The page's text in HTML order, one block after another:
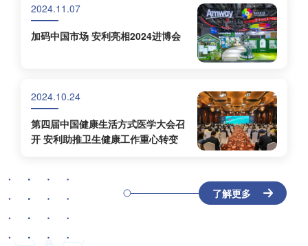
2024.11.07
加码中国市场 安利亮相2024进博会
2024.10.24
第四届中国健康生活方式医学大会召
开 安利助推卫生健康工作重心转变
了解更多